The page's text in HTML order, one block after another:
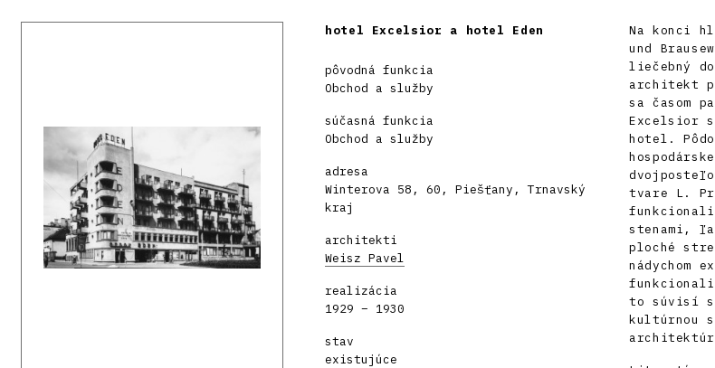
hotel Excelsior a hotel Eden
pôvodná funkcia
Obchod a služby
súčasná funkcia
Obchod a služby
adresa
Winterova 58, 60, Piešťany, Trnavský
kraj
architekti
Weisz Pavel
realizácia
1929 – 1930
stav
existujúce
Na konci
und
liečebný
architekt
sa časom
Excelsior
hotel.
tvare L.
stenami,
ploché
nádychom
to súvisí s
kultúrnou